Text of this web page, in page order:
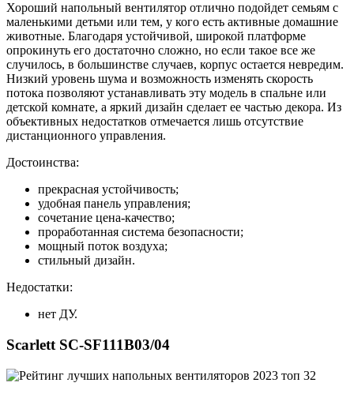
Хороший напольный вентилятор отлично подойдет семьям с
маленькими детьми или тем, у кого есть активные домашние
животные. Благодаря устойчивой, широкой платформе
опрокинуть его достаточно сложно, но если такое все же
случилось, в большинстве случаев, корпус остается невредим.
Низкий уровень шума и возможность изменять скорость
потока позволяют устанавливать эту модель в спальне или
детской комнате, а яркий дизайн сделает ее частью декора. Из
объективных недостатков отмечается лишь отсутствие
дистанционного управления.
Достоинства:
прекрасная устойчивость;
удобная панель управления;
сочетание цена-качество;
проработанная система безопасности;
мощный поток воздуха;
стильный дизайн.
Недостатки:
нет ДУ.
Scarlett SC-SF111B03/04